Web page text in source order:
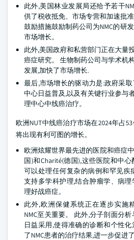
此外,美国林业发展局还给予若干
供了税收抵免、市场专营和加速批
鼓励措施鼓励制药公司为NMC的研
市场增长。
此外,美国政府和私营部门正在大量
癌症研究。 生物制药公司与学术机
发展,加快了市场增长.
最后,市场增长的驱动力是:政府采
中心日益普及,以及有关键行业参与
理中心中线癌治疗。
欧洲NUT中线癌治疗市场在2024年占
将出现有利可图的增长。
欧洲炫耀世界最先进的医院和癌症
国)和Charité(德国),这些医院和中
可以处理任何复杂的病例和罕见疾
支持多学科护理,结合肿瘤学、病
理好战癌症。
此外,欧洲保健系统正在逐步实施
NMC至关重要。 此外,分子剖面分
日益采用,使得准确的诊断和个性
了NMC患者的治疗结果,进一步促进